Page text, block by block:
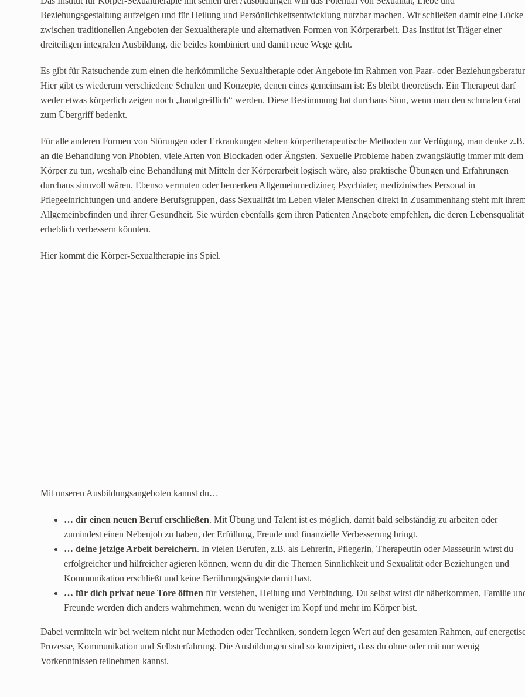
Beziehungsgestaltung aufzeigen und für Heilung und Persönlichkeitsentwicklung nutzbar machen. Wir schließen damit eine Lücke
zwischen traditionellen Angeboten der Sexualtherapie und alternativen Formen von Körperarbeit. Das Institut ist Träger einer
dreiteiligen integralen Ausbildung, die beides kombiniert und damit neue Wege geht.
Es gibt für Ratsuchende zum einen die herkömmliche Sexualtherapie oder Angebote im Rahmen von Paar- oder
Hier gibt es wiederum verschiedene Schulen und Konzepte, denen eines gemeinsam ist: Es bleibt theoretisch. Ein Therapeut darf
weder etwas körperlich zeigen noch „handgreiflich“ werden. Diese Bestimmung hat durchaus Sinn, wenn man den schmalen Grat
zum Übergriff bedenkt.
Für alle anderen Formen von Störungen oder Erkrankungen stehen körpertherapeutische Methoden zur Verfügung, man denke z.B.
an die Behandlung von Phobien, viele Arten von Blockaden oder Ängsten. Sexuelle Probleme haben zwangsläufig immer mit dem
Körper zu tun, weshalb eine Behandlung mit Mitteln der Körperarbeit logisch wäre, also praktische Übungen und Erfahrungen
durchaus sinnvoll wären. Ebenso vermuten oder bemerken Allgemeinmediziner, Psychiater, medizinisches Personal in
Pflegeeinrichtungen und andere Berufsgruppen, dass Sexualität im Leben vieler Menschen direkt in Zusammenhang steht mit
Allgemeinbefinden und ihrer Gesundheit. Sie würden ebenfalls gern ihren Patienten Angebote empfehlen, die deren Lebensqualität
erheblich verbessern könnten.
Hier kommt die Körper-Sexualtherapie ins Spiel.
Mit unseren Ausbildungsangeboten kannst du…
… dir einen neuen Beruf erschließen. Mit Übung und Talent ist es möglich, damit bald selbständig zu arbeiten oder
zumindest einen Nebenjob zu haben, der Erfüllung, Freude und finanzielle Verbesserung bringt.
… deine jetzige Arbeit bereichern. In vielen Berufen, z.B. als LehrerIn, PflegerIn, TherapeutIn oder MasseurIn wirst du
erfolgreicher und hilfreicher agieren können, wenn du dir die Themen Sinnlichkeit und Sexualität oder Beziehungen und
Kommunikation erschließt und keine Berührungsängste damit hast.
… für dich privat neue Tore öffnen für Verstehen, Heilung und Verbindung. Du selbst wirst dir näherkommen, Familie
Freunde werden dich anders wahrnehmen, wenn du weniger im Kopf und mehr im Körper bist.
Dabei vermitteln wir bei weitem nicht nur Methoden oder Techniken, sondern legen Wert auf den gesamten Rahmen, auf
Prozesse, Kommunikation und Selbsterfahrung. Die Ausbildungen sind so konzipiert, dass du ohne oder mit nur wenig
Vorkenntnissen teilnehmen kannst.